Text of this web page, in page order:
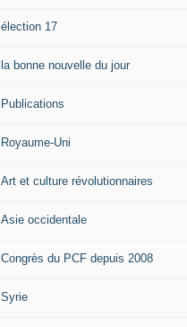
élection 17
la bonne nouvelle du jour
Publications
Royaume-Uni
Art et culture révolutionnaires
Asie occidentale
Congrès du PCF depuis 2008
Syrie